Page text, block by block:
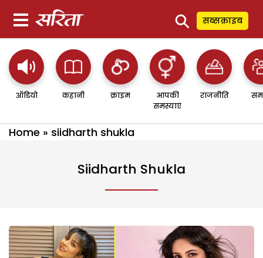
⚲ सब्सक्राइब
ऑडियो कहानी क्राइम
आपकी
समस्याएं
राजनीति
Home » siidharth shukla
Siidharth Shukla